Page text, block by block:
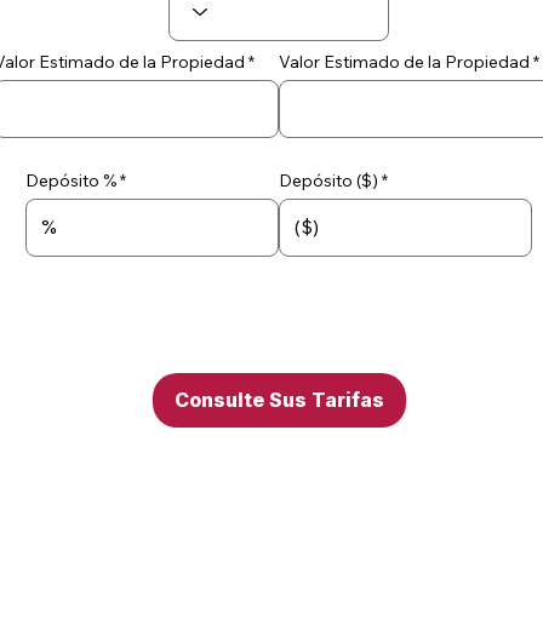
Valor Estimado de la Propiedad
Estimado de la Propiedad
Depósito % Depósito ($)
Consulte Sus Tarifas